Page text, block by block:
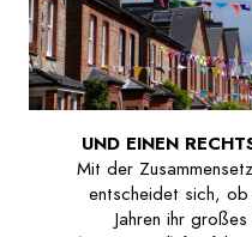
UND EINEN
Mit der
entscheidet sich,
Jahren ihr